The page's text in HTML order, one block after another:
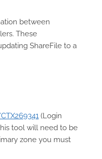
between
These
ShareFile to a
(Login
tool will need to be
zone you must